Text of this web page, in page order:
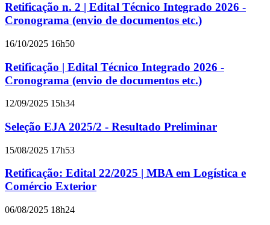
Retificação n. 2 | Edital Técnico Integrado 2026 -
Cronograma (envio de documentos etc.)
16/10/2025 16h50
Retificação | Edital Técnico Integrado 2026 -
Cronograma (envio de documentos etc.)
12/09/2025 15h34
Seleção EJA 2025/2 - Resultado Preliminar
15/08/2025 17h53
Retificação: Edital 22/2025 | MBA em Logística e
Comércio Exterior
06/08/2025 18h24